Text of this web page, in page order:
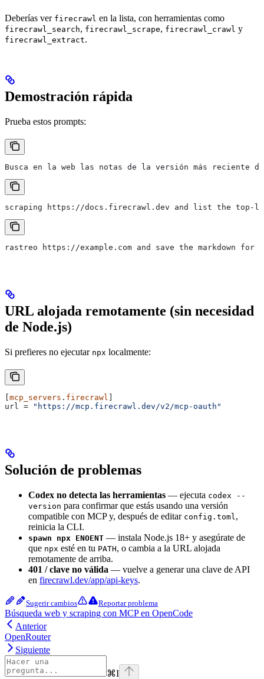
Deberías ver firecrawl en la lista, con herramientas como
firecrawl_search, firecrawl_scrape, firecrawl_crawl y
firecrawl_extract.
Demostración rápida
Prueba estos prompts:
Busca en la web las notas de la versión más reciente
scraping https://docs.firecrawl.dev and list the top-
rastreo https://example.com and save the markdown for
URL alojada remotamente (sin necesidad
de Node.js)
Si prefieres no ejecutar npx localmente:
mcp_servers . firecrawl
url = "https://mcp.firecrawl.dev/v2/mcp-oauth"
Solución de problemas
Codex no detecta las herramientas — ejecuta codex --
version para confirmar que estás usando una versión
compatible con MCP y, después de editar config.toml ,
reinicia la CLI.
spawn npx ENOENT — instala Node.js 18+ y asegúrate de
que npx esté en tu PATH, o cambia a la URL alojada
remotamente de arriba.
401 / clave no válida — vuelve a generar una clave de API
en firecrawl.dev/app/api-keys.
Sugerir cambios Reportar problema
Búsqueda web y scraping con MCP en OpenCode
Anterior
OpenRouter
Siguiente
⌘I